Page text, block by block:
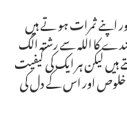
اپنے ثمرات ہو تے ہیں
کا اللہ سے رشتہ الگ
لیکن ہر ایک کی کیفیت
اور اس کے دل کی